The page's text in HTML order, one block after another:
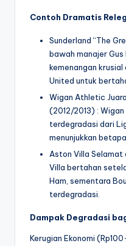
Contoh Dramatis
Sunderland “The
bawah manajer Gus
kemenangan
United untuk
Wigan Athletic
(2012/2013) :
terdegradasi dari
menunjukkan
Aston Villa Selamat
Villa bertahan
Ham, sementara
terdegradasi.
Dampak Degradasi
Kerugian Ekonomi